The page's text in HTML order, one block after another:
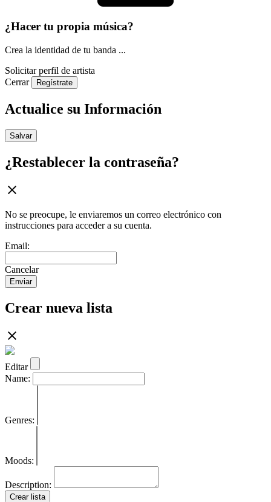
¿Hacer tu propia música?
Crea la identidad de tu banda ...
Solicitar perfil de artista
Cerrar
Regístrate
Actualice su Información
Salvar
¿Restablecer la contraseña?
No se preocupe, le enviaremos un correo electrónico con
instrucciones para acceder a su cuenta.
Email:
Cancelar
Enviar
Crear nueva lista
Editar
Name:
Genres:
Moods:
Description:
Crear lista